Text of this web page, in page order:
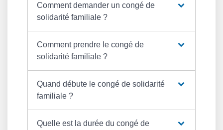
Comment demander un congé de
solidarité familiale ?
Comment prendre le congé de
solidarité familiale ?
Quand débute le congé de solidarité
familiale ?
Quelle est la durée du congé de